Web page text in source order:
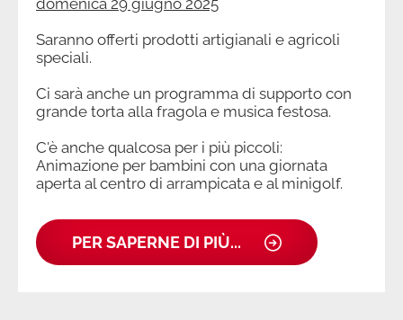
domenica 29 giugno 2025
Saranno offerti prodotti artigianali e agricoli
speciali.
Ci sarà anche un programma di supporto con
grande torta alla fragola e musica festosa.
C'è anche qualcosa per i più piccoli:
Animazione per bambini con una giornata
aperta al centro di arrampicata e al minigolf.
PER SAPERNE DI PIÙ...